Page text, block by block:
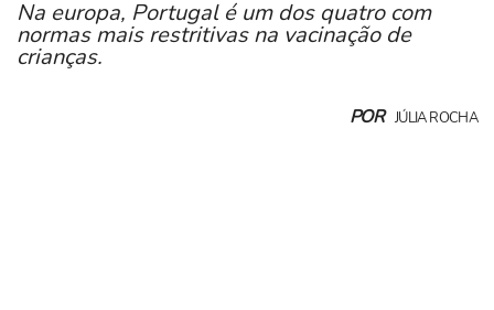
Na europa, Portugal é um dos quatro com
normas mais restritivas na vacinação de
crianças.
POR JÚLIA ROCHA